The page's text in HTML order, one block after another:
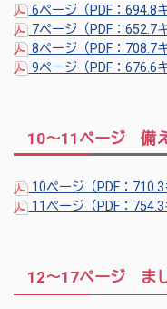
6ページ（PDF：694.8
7ページ（PDF：652.7
8ページ（PDF：708.7
9ページ（PDF：676.6
10～11ページ 備え
10ページ（PDF：
11ページ（PDF：
12～17ページ ま